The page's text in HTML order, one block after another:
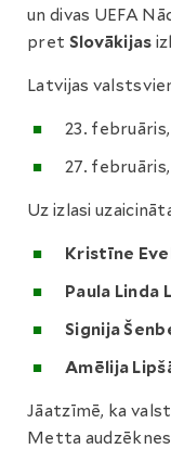
un divas UEFA
pret Slovākijas
Latvijas
23.
27.
Uz izlasi
Kristīne
Paula Linda
Signija
Amēlija
Jāatzīmē, ka
Metta